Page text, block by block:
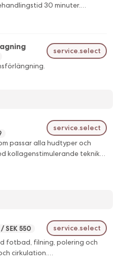
30 minuter.
och är avsedd
service.select
service.select
passar alla hudtyper och
kollagenstimulerande teknik
linjer, med snabb
SEK 550
service.select
fotbad, filning, polering och
cirkulation.
fotvård.